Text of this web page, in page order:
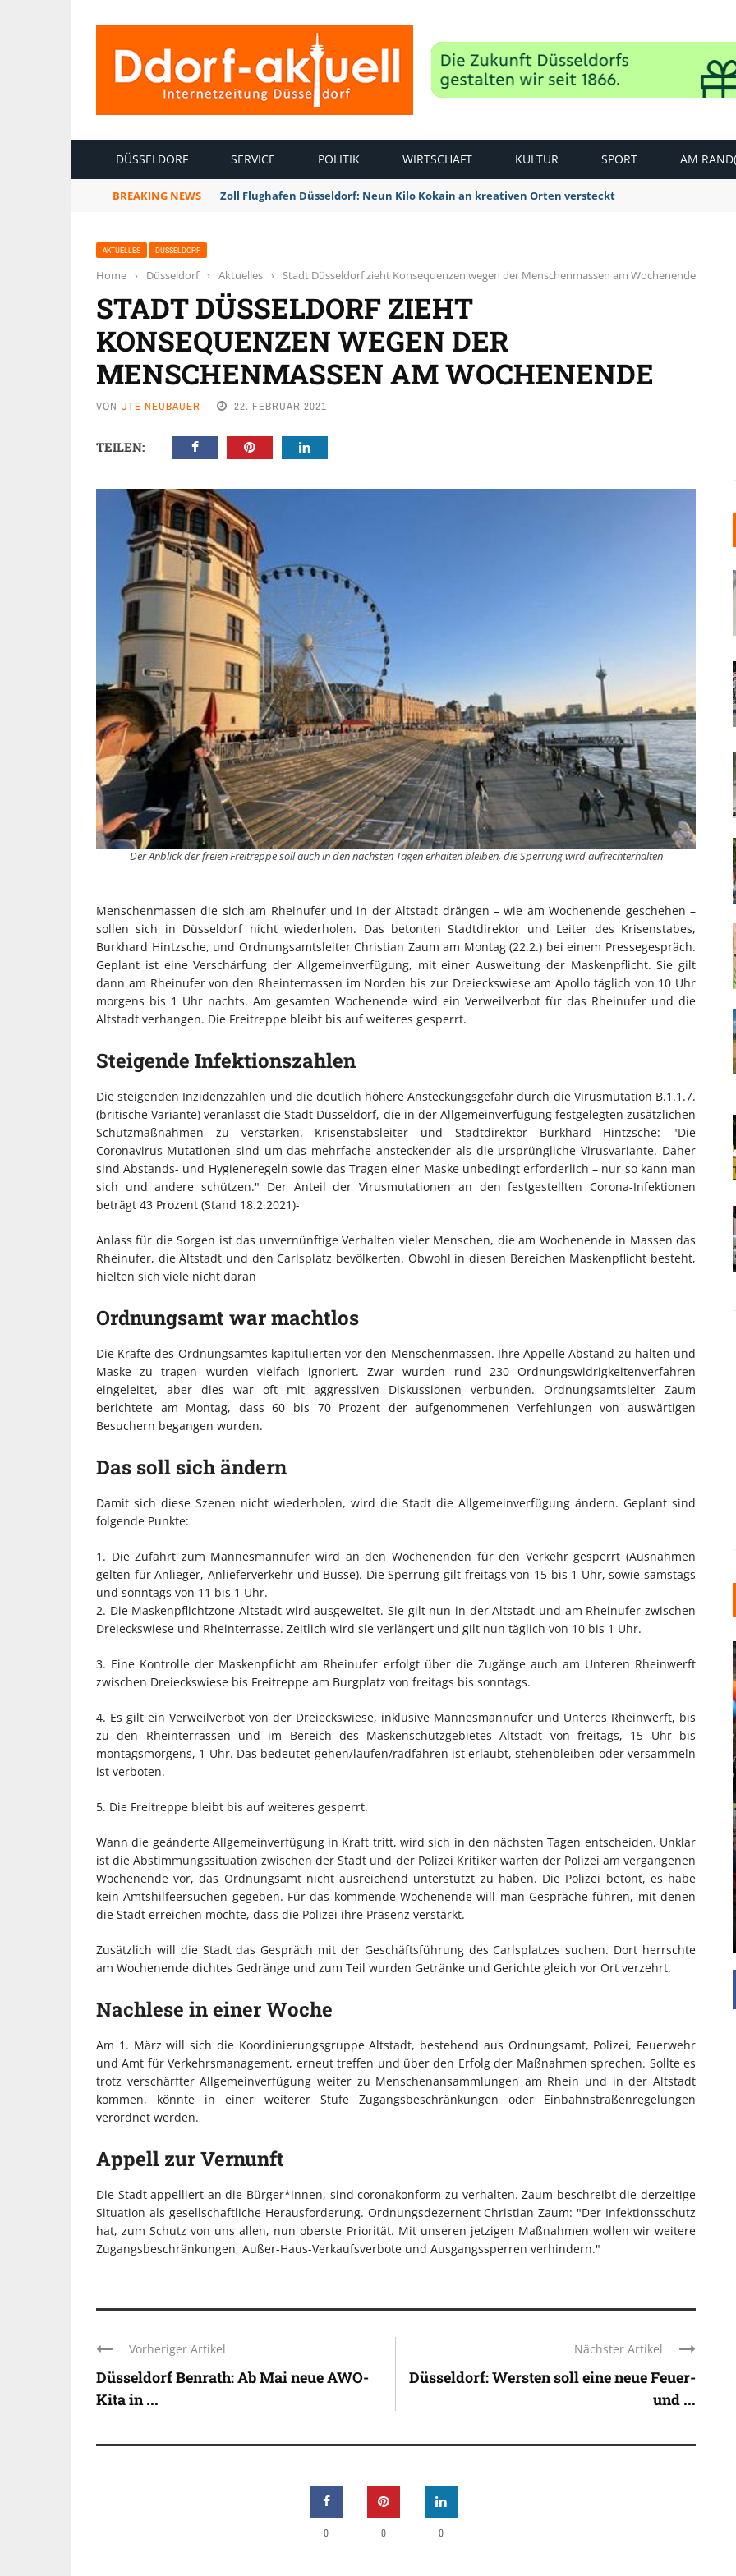
DÜSSELDORF SERVICE POLITIK WIRTSCHAFT KULTUR SPORT AM
BREAKING NEWS Zoll Flughafen Düsseldorf: Neun Kilo Kokain an kreativen Orten versteckt
AKTUELLES DÜSSELDORF
Home › Düsseldorf › Aktuelles › Stadt Düsseldorf zieht Konsequenzen wegen der Menschenmassen am Wochenende
STADT DÜSSELDORF ZIEHT
KONSEQUENZEN WEGEN DER
MENSCHENMASSEN AM WOCHENENDE
VON UTE NEUBAUER 22. FEBRUAR 2021
TEILEN:
Der Anblick der freien Freitreppe soll auch in den nächsten Tagen erhalten bleiben, die Sperrung wird aufrechterhalten
Menschenmassen die sich am Rheinufer und in der Altstadt drängen – wie am Wochenende geschehen –
sollen sich in Düsseldorf nicht wiederholen. Das betonten Stadtdirektor und Leiter des Krisenstabes,
Burkhard Hintzsche, und Ordnungsamtsleiter Christian Zaum am Montag (22.2.) bei einem Pressegespräch.
Geplant ist eine Verschärfung der Allgemeinverfügung, mit einer Ausweitung der Maskenpflicht. Sie gilt
dann am Rheinufer von den Rheinterrassen im Norden bis zur Dreieckswiese am Apollo täglich von 10 Uhr
morgens bis 1 Uhr nachts. Am gesamten Wochenende wird ein Verweilverbot für das Rheinufer und die
Altstadt verhangen. Die Freitreppe bleibt bis auf weiteres gesperrt.
Steigende Infektionszahlen
Die steigenden Inzidenzzahlen und die deutlich höhere Ansteckungsgefahr durch die Virusmutation B.1.1.7.
(britische Variante) veranlasst die Stadt Düsseldorf, die in der Allgemeinverfügung festgelegten zusätzlichen
Schutzmaßnahmen zu verstärken. Krisenstabsleiter und Stadtdirektor Burkhard Hintzsche: "Die
Coronavirus-Mutationen sind um das mehrfache ansteckender als die ursprüngliche Virusvariante. Daher
sind Abstands- und Hygieneregeln sowie das Tragen einer Maske unbedingt erforderlich – nur so kann man
sich und andere schützen." Der Anteil der Virusmutationen an den festgestellten Corona-Infektionen
beträgt 43 Prozent (Stand 18.2.2021)-
Anlass für die Sorgen ist das unvernünftige Verhalten vieler Menschen, die am Wochenende in Massen das
Rheinufer, die Altstadt und den Carlsplatz bevölkerten. Obwohl in diesen Bereichen Maskenpflicht besteht,
hielten sich viele nicht daran
Ordnungsamt war machtlos
Die Kräfte des Ordnungsamtes kapitulierten vor den Menschenmassen. Ihre Appelle Abstand zu halten und
Maske zu tragen wurden vielfach ignoriert. Zwar wurden rund 230 Ordnungswidrigkeitenverfahren
eingeleitet, aber dies war oft mit aggressiven Diskussionen verbunden. Ordnungsamtsleiter Zaum
berichtete am Montag, dass 60 bis 70 Prozent der aufgenommenen Verfehlungen von auswärtigen
Besuchern begangen wurden.
Das soll sich ändern
Damit sich diese Szenen nicht wiederholen, wird die Stadt die Allgemeinverfügung ändern. Geplant sind
folgende Punkte:
1. Die Zufahrt zum Mannesmannufer wird an den Wochenenden für den Verkehr gesperrt (Ausnahmen
gelten für Anlieger, Anlieferverkehr und Busse). Die Sperrung gilt freitags von 15 bis 1 Uhr, sowie samstags
und sonntags von 11 bis 1 Uhr.
2. Die Maskenpflichtzone Altstadt wird ausgeweitet. Sie gilt nun in der Altstadt und am Rheinufer zwischen
Dreieckswiese und Rheinterrasse. Zeitlich wird sie verlängert und gilt nun täglich von 10 bis 1 Uhr.
3. Eine Kontrolle der Maskenpflicht am Rheinufer erfolgt über die Zugänge auch am Unteren Rheinwerft
zwischen Dreieckswiese bis Freitreppe am Burgplatz von freitags bis sonntags.
4. Es gilt ein Verweilverbot von der Dreieckswiese, inklusive Mannesmannufer und Unteres Rheinwerft, bis
zu den Rheinterrassen und im Bereich des Maskenschutzgebietes Altstadt von freitags, 15 Uhr bis
montagsmorgens, 1 Uhr. Das bedeutet gehen/laufen/radfahren ist erlaubt, stehenbleiben oder versammeln
ist verboten.
5. Die Freitreppe bleibt bis auf weiteres gesperrt.
Wann die geänderte Allgemeinverfügung in Kraft tritt, wird sich in den nächsten Tagen entscheiden. Unklar
ist die Abstimmungssituation zwischen der Stadt und der Polizei Kritiker warfen der Polizei am vergangenen
Wochenende vor, das Ordnungsamt nicht ausreichend unterstützt zu haben. Die Polizei betont, es habe
kein Amtshilfeersuchen gegeben. Für das kommende Wochenende will man Gespräche führen, mit denen
die Stadt erreichen möchte, dass die Polizei ihre Präsenz verstärkt.
Zusätzlich will die Stadt das Gespräch mit der Geschäftsführung des Carlsplatzes suchen. Dort herrschte
am Wochenende dichtes Gedränge und zum Teil wurden Getränke und Gerichte gleich vor Ort verzehrt.
Nachlese in einer Woche
Am 1. März will sich die Koordinierungsgruppe Altstadt, bestehend aus Ordnungsamt, Polizei, Feuerwehr
und Amt für Verkehrsmanagement, erneut treffen und über den Erfolg der Maßnahmen sprechen. Sollte es
trotz verschärfter Allgemeinverfügung weiter zu Menschenansammlungen am Rhein und in der Altstadt
kommen, könnte in einer weiterer Stufe Zugangsbeschränkungen oder Einbahnstraßenregelungen
verordnet werden.
Appell zur Vernunft
Die Stadt appelliert an die Bürger*innen, sind coronakonform zu verhalten. Zaum beschreibt die derzeitige
Situation als gesellschaftliche Herausforderung. Ordnungsdezernent Christian Zaum: "Der Infektionsschutz
hat, zum Schutz von uns allen, nun oberste Priorität. Mit unseren jetzigen Maßnahmen wollen wir weitere
Zugangsbeschränkungen, Außer-Haus-Verkaufsverbote und Ausgangssperren verhindern."
Vorheriger Artikel
Düsseldorf Benrath: Ab Mai neue AWO-
Kita in ...
Nächster Artikel
Düsseldorf: Wersten soll eine neue Feuer-
und ...
0 0 0
INDUSTRIELLER CHIC: WIE
UNTERSTÜTZEN
Die Inspiration des industriellen Chics sind die
Werkshallen des Industriezeitalters. Die Basis für
diesen Stil sind große Räume, schlicht gehalten